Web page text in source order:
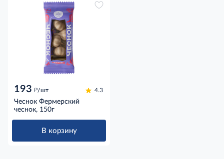
193 д/шт 4.3
Чеснок Фермерский
чеснок, 150г
В корзину